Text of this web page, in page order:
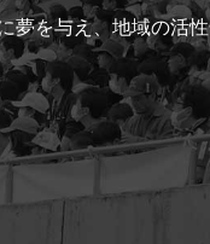
夢を与え、地域の活